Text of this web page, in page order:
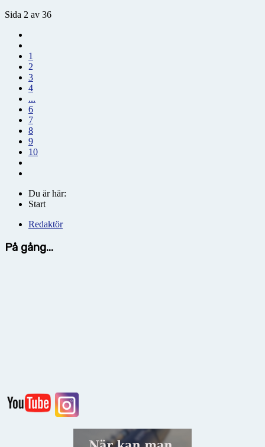
Sida 2 av 36
1
2
3
4
...
6
7
8
9
10
Du är här:
Start
Redaktör
På gång...